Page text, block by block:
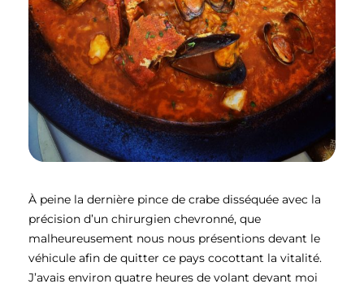
À peine la dernière pince de crabe disséquée avec la
précision d’un chirurgien chevronné, que
malheureusement nous nous présentions devant le
véhicule afin de quitter ce pays cocottant la vitalité.
J’avais environ quatre heures de volant devant moi